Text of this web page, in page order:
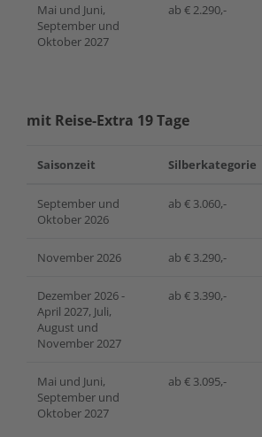
Mai und Juni,
September und
Oktober 2027
ab € 2.290,-
mit Reise-Extra 19 Tage
Saisonzeit Silberkategorie
September und
Oktober 2026
ab € 3.060,-
November 2026 ab € 3.290,-
Dezember 2026 -
April 2027, Juli,
August und
November 2027
ab € 3.390,-
Mai und Juni,
September und
Oktober 2027
ab € 3.095,-